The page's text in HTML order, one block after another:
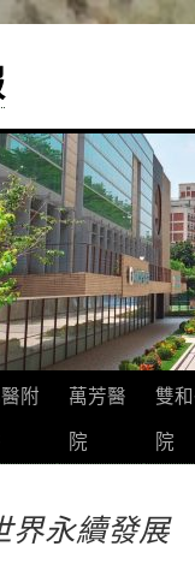
附
萬芳醫
院
雙
院
界永續發展